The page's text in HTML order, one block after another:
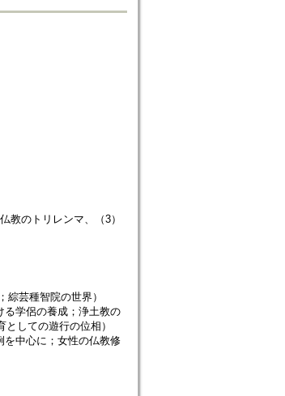
教のトリレンマ、（3）
芸種智院の世界）
学侶の養成；浄土教の
しての遊行の位相）
中心に；女性の仏教修